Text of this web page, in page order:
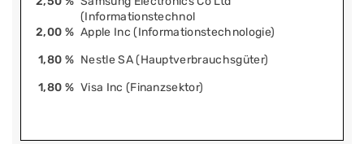
(Informationstechnol
2,00 % Apple Inc (Informationstechnologie)
1,80 % Nestle SA (Hauptverbrauchsgüter)
1,80 % Visa Inc (Finanzsektor)